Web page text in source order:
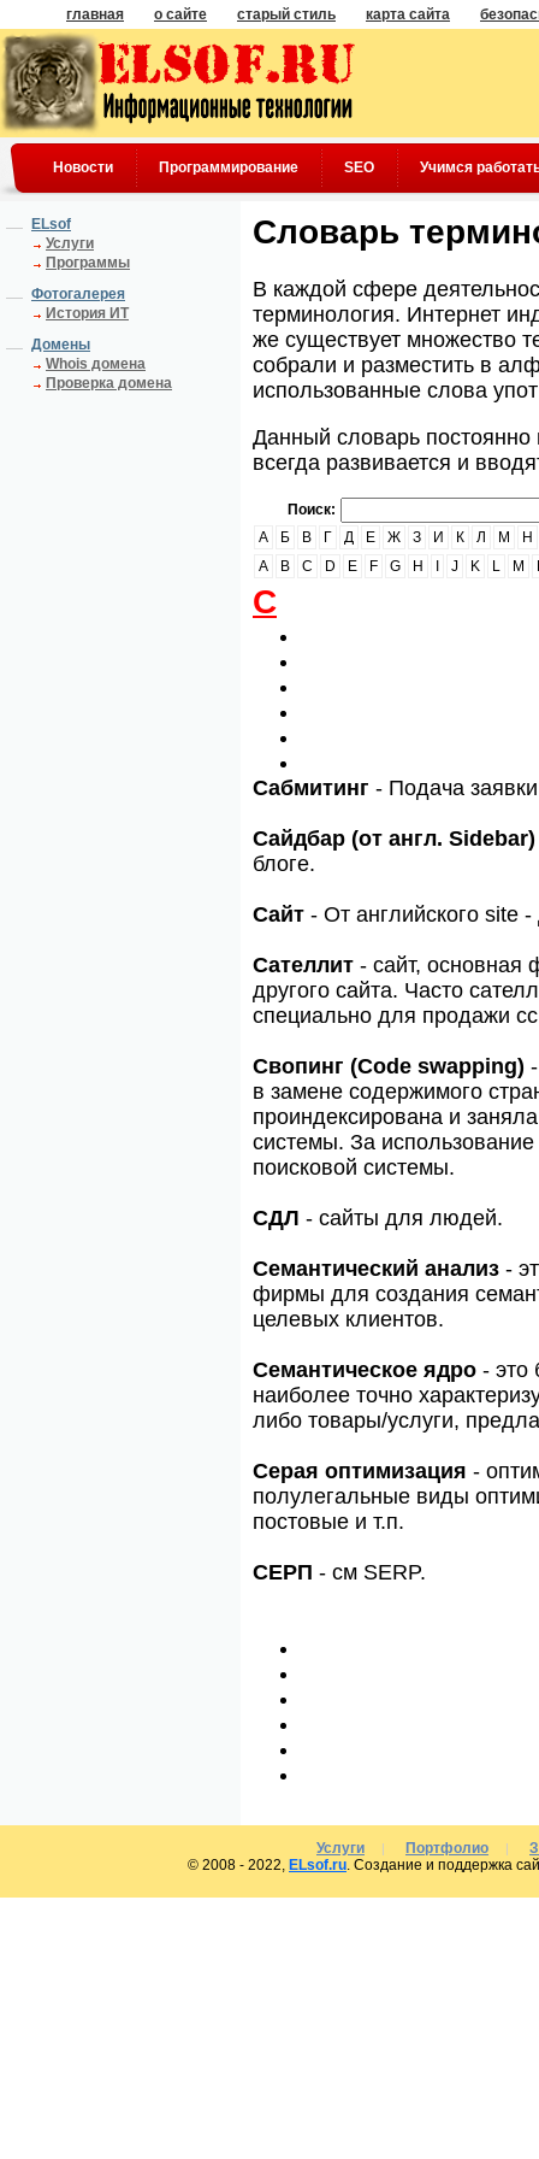
главная о сайте старый стиль карта сайта
Новости Программирование SEO Учимся
Словарь
В каждой сфере
терминология. Интернет
же существует множество
собрали и разместить в
использованные слова
Данный словарь постоянно
всегда развивается и
Поиск:
А
Б В Г Д Е Ж З И К Л М
Н
A
B C D E F G H J K L M
С
Сабмитинг - Подача
Сайдбар (от англ. Sidebar)
блоге.
Сайт - От английского site
Сателлит - сайт, основная
другого сайта. Часто
специально для продажи
Свопинг (Code swapping)
в замене содержимого
проиндексирована и
системы. За
поисковой системы.
СДЛ - сайты для людей.
Семантический анализ -
фирмы для создания
целевых клиентов.
Семантическое ядро - это
наиболее точно
либо товары/услуги,
Серая оптимизация -
полулегальные виды
постовые и т.п.
СЕРП - см SERP.
ELsof
Услуги
Программы
Фотогалерея
История ИТ
Домены
Whois домена
Проверка домена
Услуги | Портфолио |
© 2008 - 2022, ELsof.ru. Создание и поддержка